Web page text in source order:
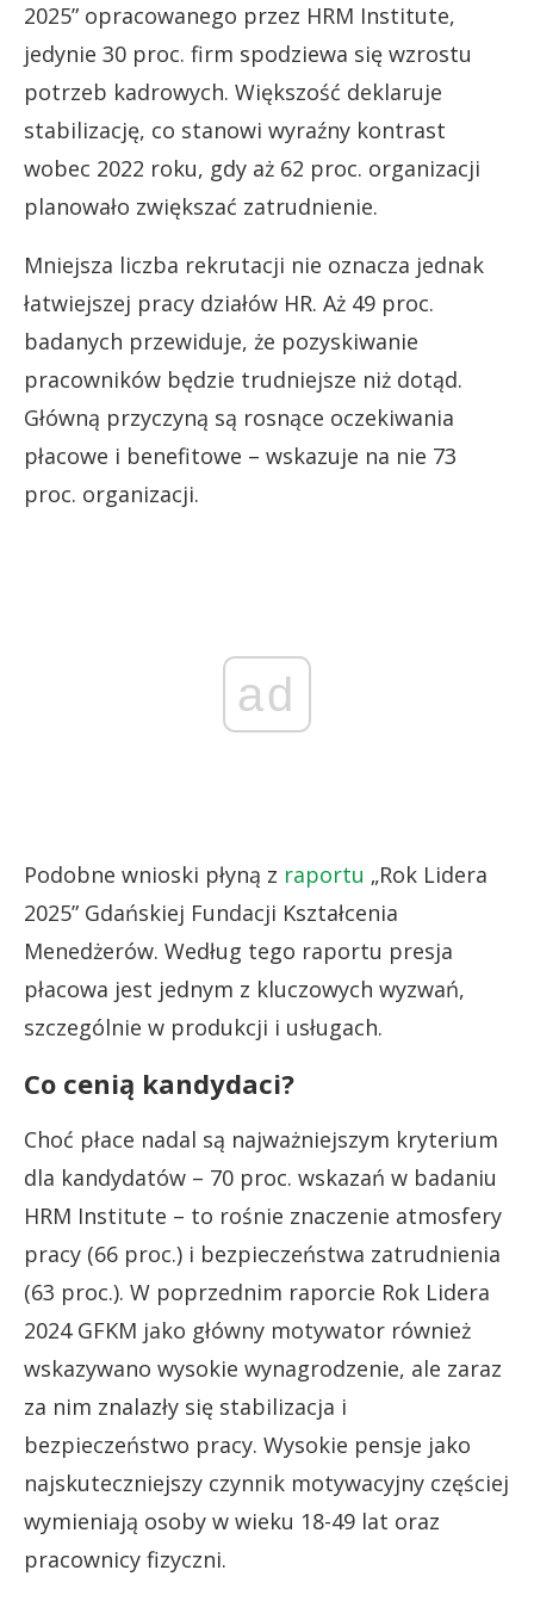
2025” opracowanego przez HRM Institute,
jedynie 30 proc. firm spodziewa się wzrostu
potrzeb kadrowych. Większość deklaruje
stabilizację, co stanowi wyraźny kontrast
wobec 2022 roku, gdy aż 62 proc. organizacji
planowało zwiększać zatrudnienie.
Mniejsza liczba rekrutacji nie oznacza jednak
łatwiejszej pracy działów HR. Aż 49 proc.
badanych przewiduje, że pozyskiwanie
pracowników będzie trudniejsze niż dotąd.
Główną przyczyną są rosnące oczekiwania
płacowe i benefitowe – wskazuje na nie 73
proc. organizacji.
ad
Podobne wnioski płyną z raportu „Rok Lidera
2025” Gdańskiej Fundacji Kształcenia
Menedżerów. Według tego raportu presja
płacowa jest jednym z kluczowych wyzwań,
szczególnie w produkcji i usługach.
Co cenią kandydaci?
Choć płace nadal są najważniejszym kryterium
dla kandydatów – 70 proc. wskazań w badaniu
HRM Institute – to rośnie znaczenie atmosfery
pracy (66 proc.) i bezpieczeństwa zatrudnienia
(63 proc.). W poprzednim raporcie Rok Lidera
2024 GFKM jako główny motywator również
wskazywano wysokie wynagrodzenie, ale zaraz
za nim znalazły się stabilizacja i
bezpieczeństwo pracy. Wysokie pensje jako
najskuteczniejszy czynnik motywacyjny częściej
wymieniają osoby w wieku 18-49 lat oraz
pracownicy fizyczni.